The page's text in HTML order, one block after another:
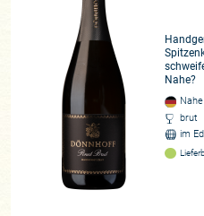
Nahe?
Nahe
brut
im